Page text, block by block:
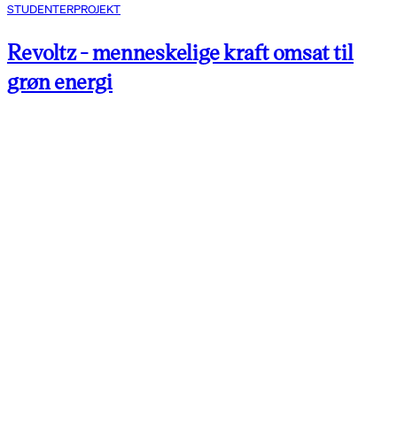
STUDENTERPROJEKT
Revoltz - menneskelige kraft omsat til
grøn energi